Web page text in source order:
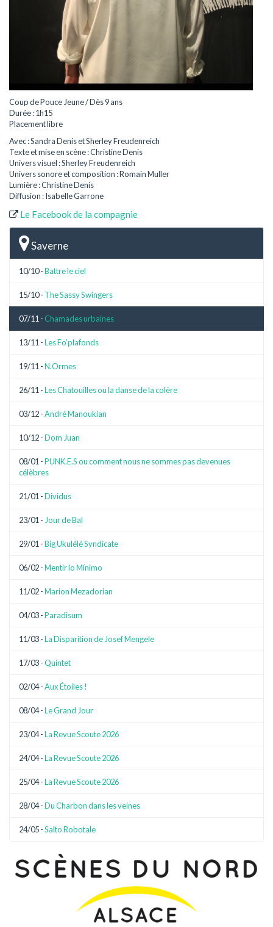
Coup de Pouce Jeune / Dès 9 ans
Durée : 1h15
Placement libre
Avec : Sandra Denis et Sherley Freudenreich
Texte et mise en scène : Christine Denis
Univers visuel : Sherley Freudenreich
Univers sonore et composition : Romain Muller
Lumière : Christine Denis
Diffusion : Isabelle Garrone
Le Facebook de la compagnie
Saverne
10/10 -Battre le ciel
15/10 - The Sassy Swingers
07/11 - Chamades urbaines
13/11 -Les Fo’plafonds
19/11 -N.Ormes
26/11 -Les Chatouilles ou la danse de la colère
03/12 -André Manoukian
10/12 -Dom Juan
08/01 -PUNK.E.S ou comment nous ne sommes pas devenues
célèbres
21/01 -Dividus
23/01 - Jour de Bal
29/01 -Big Ukulélé Syndicate
06/02 -Mentir lo Mínimo
11/02 -Marion Mezadorian
04/03 -Paradisum
11/03 -La Disparition de Josef Mengele
17/03 -Quintet
02/04 -Aux Étoiles !
08/04 -Le Grand Jour
23/04 -La Revue Scoute 2026
24/04 -La Revue Scoute 2026
25/04 -La Revue Scoute 2026
28/04 -Du Charbon dans les veines
24/05 -Salto Robotale